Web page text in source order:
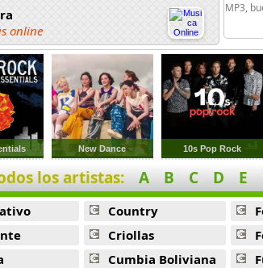
online
online
online
online
Jobim
online
MP3,
New Dance 10s Pop Rock
los artistas: A B C D E
Country
Criollas
Cumbia Boliviana